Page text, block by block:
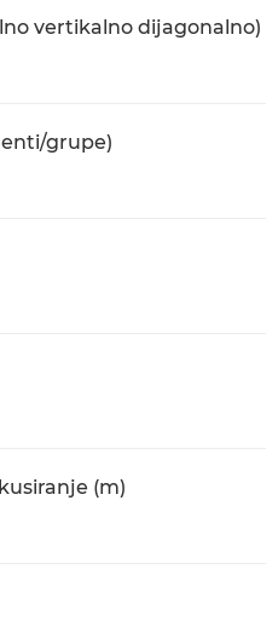
vertikalno dijagonalno)
grupe)
(m)